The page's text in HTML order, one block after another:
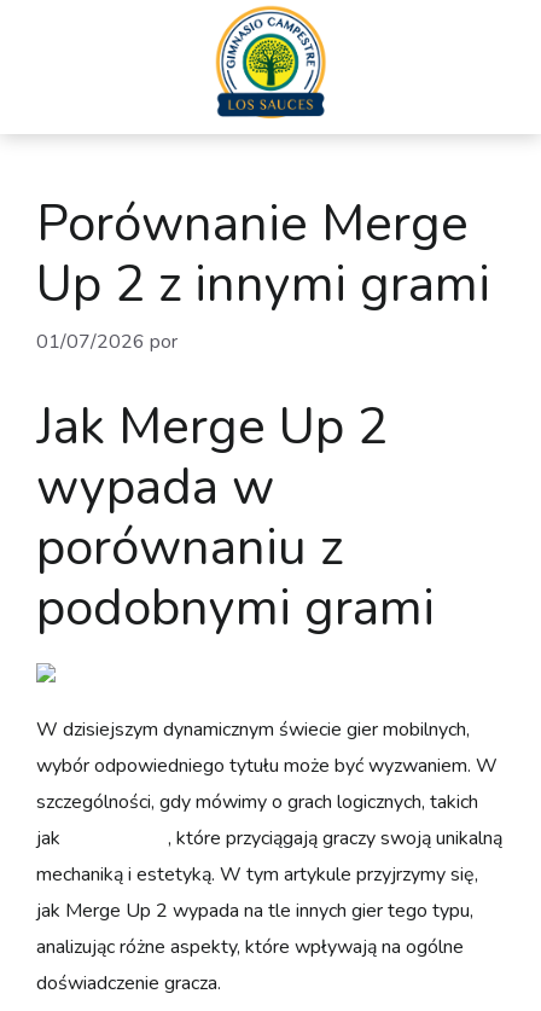
Porównanie Merge
Up 2 z innymi grami
01/07/2026 por
Jak Merge Up 2
wypada w
porównaniu z
podobnymi grami
W dzisiejszym dynamicznym świecie gier mobilnych,
wybór odpowiedniego tytułu może być wyzwaniem. W
szczególności, gdy mówimy o grach logicznych, takich
jak
, które przyciągają graczy swoją unikalną
mechaniką i estetyką. W tym artykule przyjrzymy się,
jak Merge Up 2 wypada na tle innych gier tego typu,
analizując różne aspekty, które wpływają na ogólne
doświadczenie gracza.